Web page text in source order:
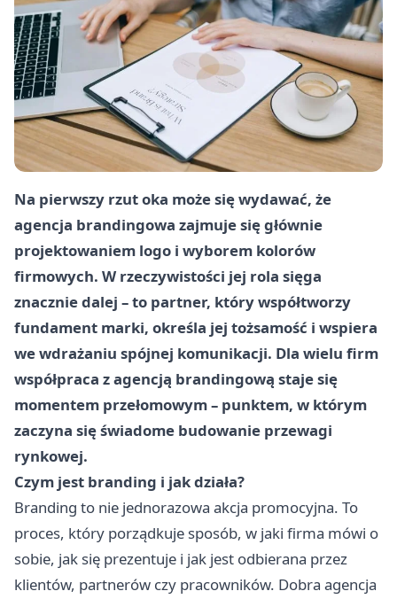
Na pierwszy rzut oka może się wydawać, że
agencja brandingowa zajmuje się głównie
projektowaniem logo i wyborem kolorów
firmowych. W rzeczywistości jej rola sięga
znacznie dalej – to partner, który współtworzy
fundament marki, określa jej tożsamość i wspiera
we wdrażaniu spójnej komunikacji. Dla wielu firm
współpraca z agencją brandingową staje się
momentem przełomowym – punktem, w którym
zaczyna się świadome budowanie przewagi
rynkowej.
Czym jest branding i jak działa?
Branding to nie jednorazowa akcja promocyjna. To
proces, który porządkuje sposób, w jaki firma mówi o
sobie, jak się prezentuje i jak jest odbierana przez
klientów, partnerów czy pracowników. Dobra agencja